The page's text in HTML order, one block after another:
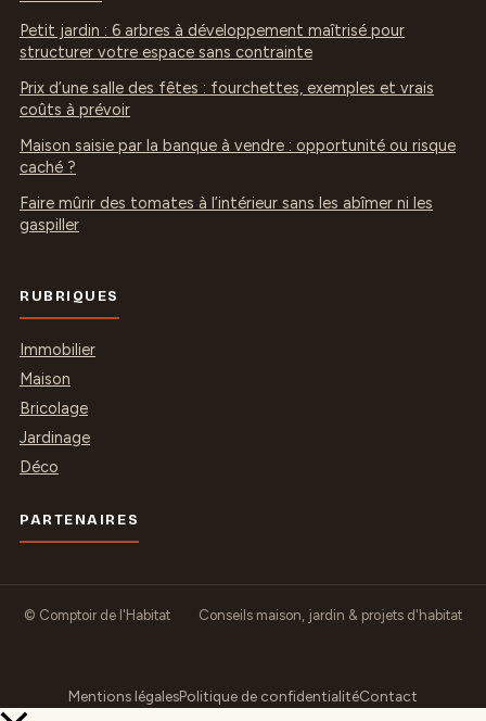
Petit jardin : 6 arbres à développement maîtrisé pour
structurer votre espace sans contrainte
Prix d’une salle des fêtes : fourchettes, exemples et vrais
coûts à prévoir
Maison saisie par la banque à vendre : opportunité ou risque
caché ?
Faire mûrir des tomates à l’intérieur sans les abîmer ni les
gaspiller
RUBRIQUES
Immobilier
Maison
Bricolage
Jardinage
Déco
PARTENAIRES
© Comptoir de l'Habitat Conseils maison, jardin & projets d'habitat
Mentions légalesPolitique de confidentialitéContact